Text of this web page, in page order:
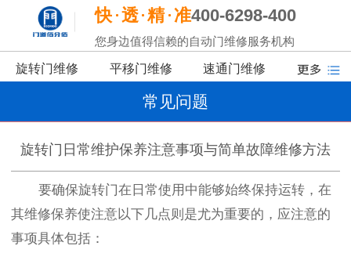
快 透 精 准400-6298-400
您身边值得信赖的自动门维修服务机构
旋转门维修 平移门维修 速通门维修
常见问题
旋转门日常维护保养注意事项与简单故障维修方法
要确保旋转门在日常使用中能够始终保持运转，在
其维修保养使注意以下几点则是尤为重要的，应注意的
事项具体包括：